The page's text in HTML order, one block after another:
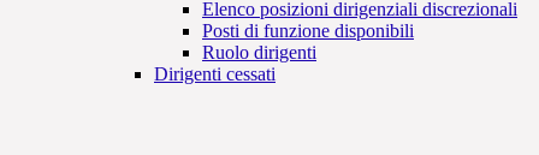
Elenco posizioni dirigenziali discrezionali
Posti di funzione disponibili
Ruolo dirigenti
Dirigenti cessati